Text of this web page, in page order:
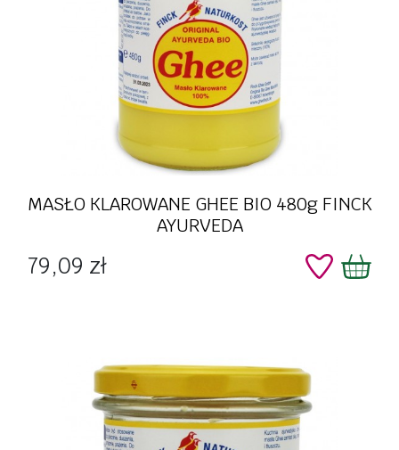
MASŁO KLAROWANE GHEE BIO 480g FINCK
AYURVEDA
Cena
79,09 zł